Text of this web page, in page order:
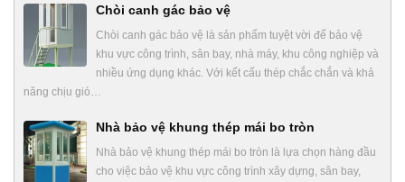
Chòi canh gác bảo vệ
Chòi canh gác bảo vệ là sản phẩm tuyệt vời để bảo vệ
khu vực công trình, sân bay, nhà máy, khu công nghiệp và
nhiều ứng dụng khác. Với kết cấu thép chắc chắn và khả
năng chịu gió…
Nhà bảo vệ khung thép mái bo tròn
Nhà bảo vệ khung thép mái bo tròn là lựa chọn hàng đầu
cho việc bảo vệ khu vực công trình xây dựng, sân bay,